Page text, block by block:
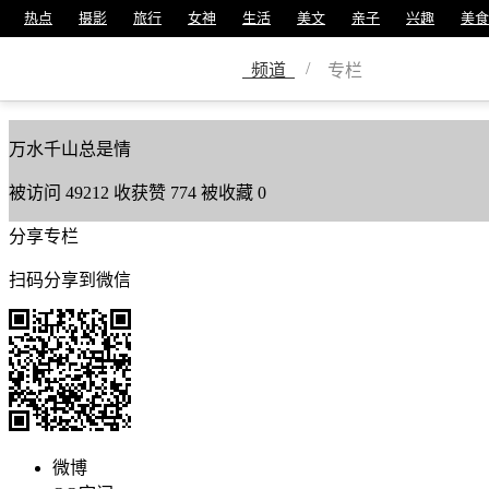
热点 摄影 旅行 女神 生活 美文 亲子 兴趣 美食
频道 / 专栏
美篇号4533328
万水千山总是情
被访问 49212 收获赞 774 被收藏 0
分享专栏
扫码分享到微信
微博